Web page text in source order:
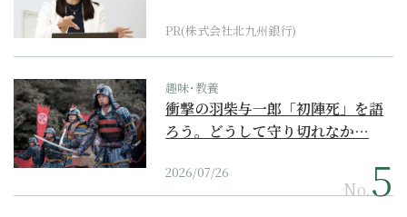
PR(株式会社北九州銀行)
趣味･教養
衝撃の羽柴与一郎「初陣死」を語
ろう。どうして守り切れなか…
2026/07/26
No.